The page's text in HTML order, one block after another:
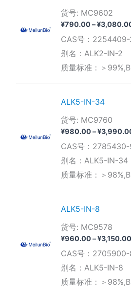
货号: MC9602
¥790.00–¥
CAS号：
别名：ALK2-IN-2
质量标准：＞
ALK5-IN-34
货号: MC9760
¥980.00–¥
CAS号：
别名：ALK5-IN-34
质量标准：＞
ALK5-IN-8
货号: MC9578
¥960.00–¥3,150.00
CAS号：
别名：ALK5-IN-8
质量标准：＞